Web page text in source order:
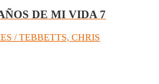
DE MI VIDA 7
/ TEBBETTS, CHRIS